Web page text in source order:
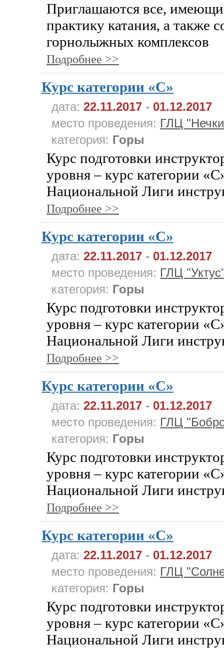
Приглашаются все,
практику катания, а также
горнолыжных комплексов
Подробнее >>
Курс категории «C»
дата: 22.11.2017 - 01.12.2017
место проведения: ГЛЦ
категория: Горы
Курс подготовки
уровня – курс категории
Национальной Лиги
Подробнее >>
Курс категории «C»
дата: 22.11.2017 - 01.12.2017
место проведения: ГЛЦ
категория: Горы
Курс подготовки
уровня – курс категории
Национальной Лиги
Подробнее >>
Курс категории «C»
дата: 22.11.2017 - 01.12.2017
место проведения: ГЛЦ
категория: Горы
Курс подготовки
уровня – курс категории
Национальной Лиги
Подробнее >>
Курс категории «C»
дата: 22.11.2017 - 01.12.2017
место проведения: ГЛЦ
категория: Горы
Курс подготовки
уровня – курс категории
Национальной Лиги